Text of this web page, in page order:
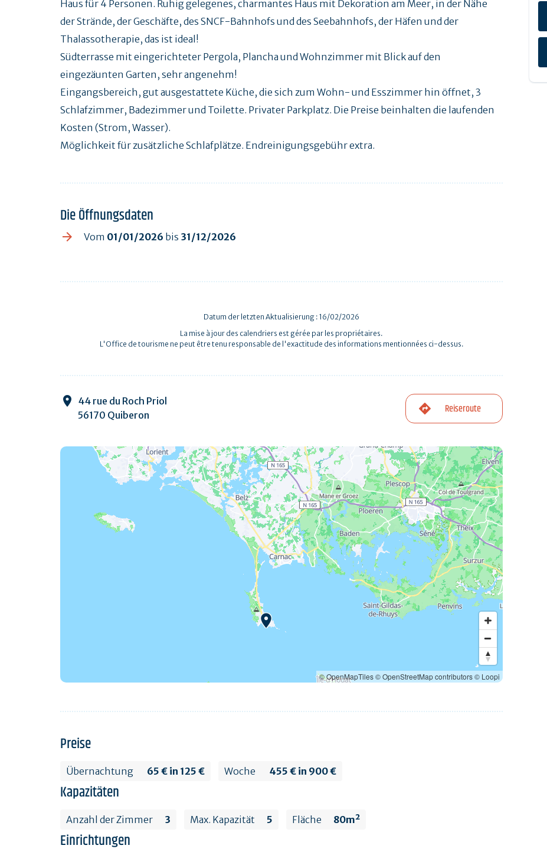
Haus für 4 Personen. Ruhig gelegenes, charmantes Haus mit Dekoration am Meer, in der Nähe
der Strände, der Geschäfte, des SNCF-Bahnhofs und des Seebahnhofs, der Häfen und der
Thalassotherapie, das ist ideal!
Südterrasse mit eingerichteter Pergola, Plancha und Wohnzimmer mit Blick auf den
eingezäunten Garten, sehr angenehm!
Eingangsbereich, gut ausgestattete Küche, die sich zum Wohn- und Esszimmer hin öffnet, 3
Schlafzimmer, Badezimmer und Toilette. Privater Parkplatz. Die Preise beinhalten die laufenden
Kosten (Strom, Wasser).
Möglichkeit für zusätzliche Schlafplätze. Endreinigungsgebühr extra.
Die Öffnungsdaten
Vom 01/01/2026 bis 31/12/2026
Datum der letzten Aktualisierung : 16/02/2026
La mise à jour des calendriers est gérée par les propriétaires.
L'Office de tourisme ne peut être tenu responsable de l'exactitude des informations mentionnées ci-dessus.
44 rue du Roch Priol
56170 Quiberon
Reiseroute
© OpenMapTiles© OpenStreetMap contributors© Loopi
Preise
Übernachtung 65 € in 125 € Woche 455 € in 900 €
Kapazitäten
Anzahl der Zimmer 3 Max. Kapazität 5 Fläche 80m²
Einrichtungen